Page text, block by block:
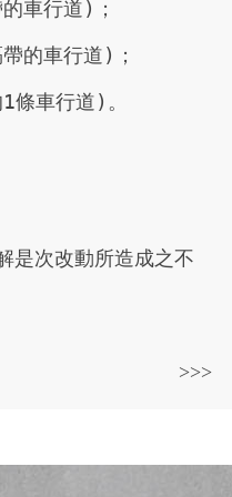
的車行道)；
的車行道)；
條車行道)。
是次改動所造成之不
>>>